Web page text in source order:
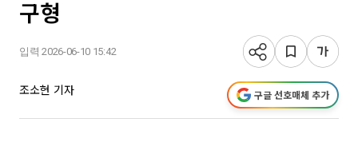
구형
입력 2026-06-10 15:42
조소현 기자 구글 선호매체 추가